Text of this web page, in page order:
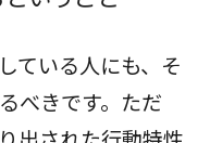
ている人にも、そ
べきです。ただ